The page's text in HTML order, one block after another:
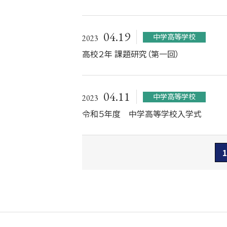
2023 04.19 中学高等学校
高校２年 課題研究（第一回）
2023 04.11 中学高等学校
令和５年度 中学高等学校入学式
1